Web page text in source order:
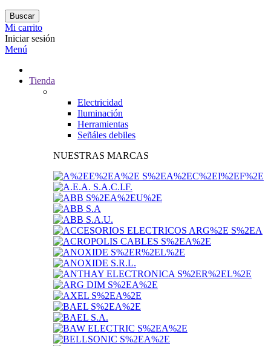
Buscar
Mi carrito
Iniciar sesión
Menú
Tienda
Electricidad
Iluminación
Herramientas
Señáles debiles
NUESTRAS MARCAS